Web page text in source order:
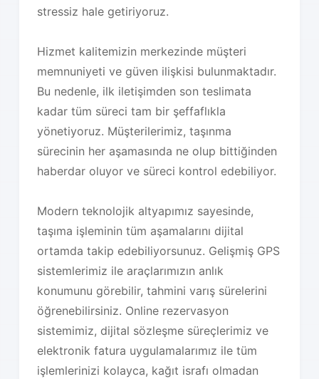
stressiz hale getiriyoruz.
Hizmet kalitemizin merkezinde müşteri
memnuniyeti ve güven ilişkisi bulunmaktadır.
Bu nedenle, ilk iletişimden son teslimata
kadar tüm süreci tam bir şeffaflıkla
yönetiyoruz. Müşterilerimiz, taşınma
sürecinin her aşamasında ne olup bittiğinden
haberdar oluyor ve süreci kontrol edebiliyor.
Modern teknolojik altyapımız sayesinde,
taşıma işleminin tüm aşamalarını dijital
ortamda takip edebiliyorsunuz. Gelişmiş GPS
sistemlerimiz ile araçlarımızın anlık
konumunu görebilir, tahmini varış sürelerini
öğrenebilirsiniz. Online rezervasyon
sistemimiz, dijital sözleşme süreçlerimiz ve
elektronik fatura uygulamalarımız ile tüm
işlemlerinizi kolayca, kağıt israfı olmadan